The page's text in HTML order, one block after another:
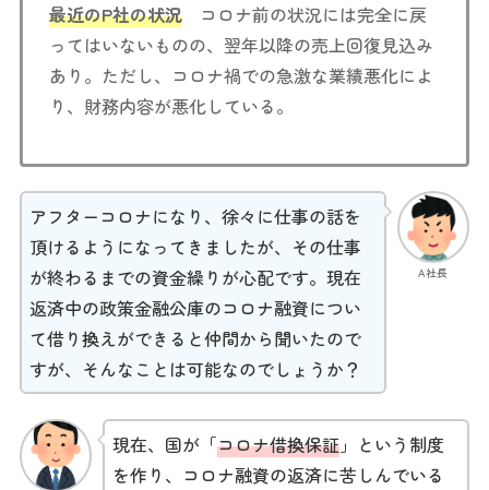
最近のP社の状況 コロナ前の状況には完全に戻
ってはいないものの、翌年以降の売上回復見込み
あり。ただし、コロナ禍での急激な業績悪化によ
り、財務内容が悪化している。
A社長
アフターコロナになり、徐々に仕事の話を
頂けるようになってきましたが、その仕事
が終わるまでの資金繰りが心配です。現在
返済中の政策金融公庫のコロナ融資につい
て借り換えができると仲間から聞いたので
すが、そんなことは可能なのでしょうか？
現在、国が「コロナ借換保証 」という制度
を作り、コロナ融資の返済に苦しんでいる